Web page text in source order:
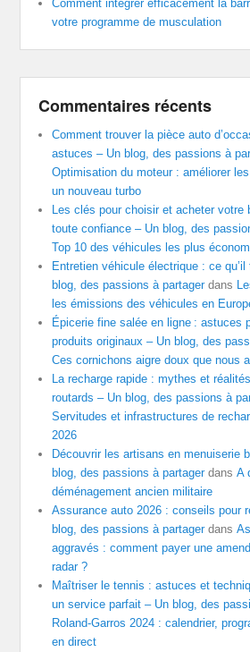
Comment intégrer efficacement la
votre programme de musculation
Commentaires récents
Comment trouver la pièce auto
astuces – Un blog, des passions à
Optimisation du moteur : améliorer
un nouveau turbo
Les clés pour choisir et acheter votre
toute confiance – Un blog, des
Top 10 des véhicules les plus
Entretien véhicule électrique : ce
blog, des passions à partagerdans
les émissions des véhicules en
Épicerie fine salée en ligne : astuces
produits originaux – Un blog, des
Ces cornichons aigre doux que nous
La recharge rapide : mythes et
routards – Un blog, des passions à
Servitudes et infrastructures de
2026
Découvrir les artisans en menuiserie
blog, des passions à partagerdansA
déménagement ancien militaire
Assurance auto 2026 : conseils pour
blog, des passions à partagerdans
aggravés : comment payer une
radar ?
Maîtriser le tennis : astuces et
un service parfait – Un blog, des
Roland-Garros 2024 : calendrier,
en direct